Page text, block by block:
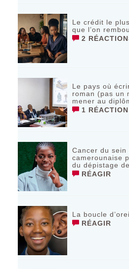
Le crédit le
que l’on
2
Le pays où
roman (pas un
mener au
1 RÉACTION
Cancer du
camerounaise
du dépistage
RÉAGIR
La boucle
RÉAGIR